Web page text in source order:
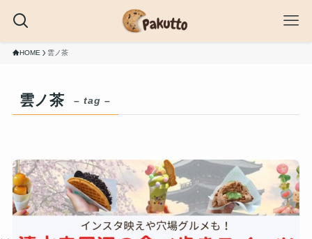
HOME 雲ノ茶
雲ノ茶 – tag –